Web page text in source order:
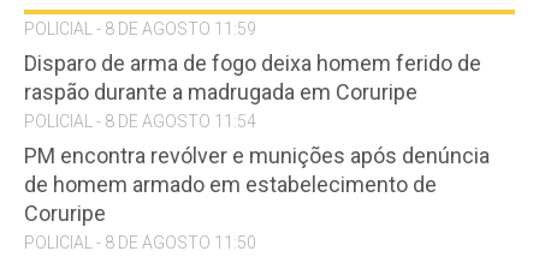
POLICIAL - 8 DE AGOSTO 11:59
Disparo de arma de fogo deixa homem ferido de
raspão durante a madrugada em Coruripe
POLICIAL - 8 DE AGOSTO 11:54
PM encontra revólver e munições após denúncia
de homem armado em estabelecimento de
Coruripe
POLICIAL - 8 DE AGOSTO 11:50